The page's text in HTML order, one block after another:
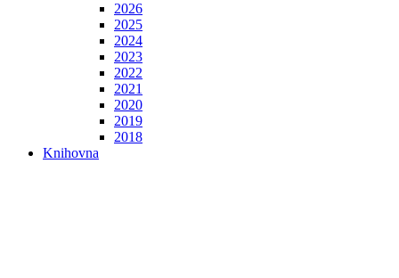
2026
2025
2024
2023
2022
2021
2020
2019
2018
Knihovna